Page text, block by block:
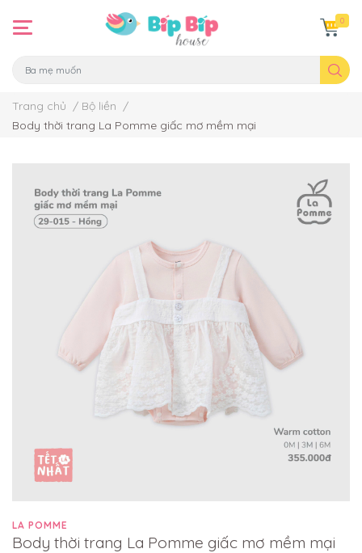
0
Trang chủ / Bộ liền /
Body thời trang La Pomme giấc mơ mềm mại
LA POMME
Body thời trang La Pomme giấc mơ mềm mại